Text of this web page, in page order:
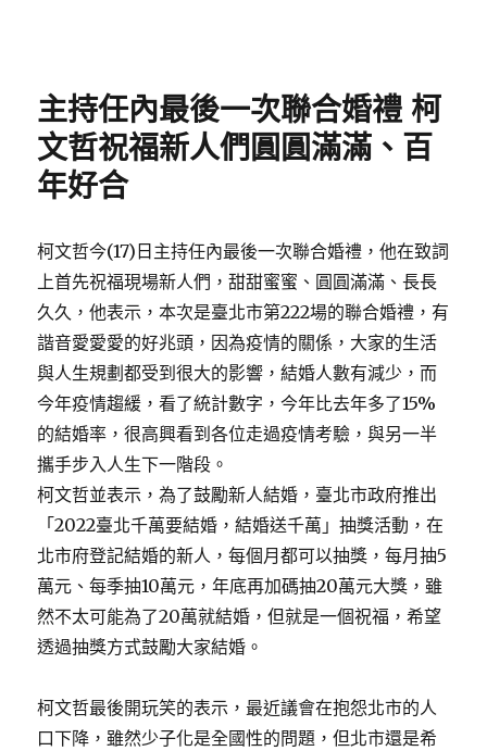
主持任內最後一次聯合婚禮 柯
文哲祝福新人們圓圓滿滿、百
年好合
柯文哲今(17)日主持任內最後一次聯合婚禮，他在致詞
上首先祝福現場新人們，甜甜蜜蜜、圓圓滿滿、長長
久久，他表示，本次是臺北市第222場的聯合婚禮，有
諧音愛愛愛的好兆頭，因為疫情的關係，大家的生活
與人生規劃都受到很大的影響，結婚人數有減少，而
今年疫情趨緩，看了統計數字，今年比去年多了15%
的結婚率，很高興看到各位走過疫情考驗，與另一半
攜手步入人生下一階段。
柯文哲並表示，為了鼓勵新人結婚，臺北市政府推出
「2022臺北千萬要結婚，結婚送千萬」抽獎活動，在
北市府登記結婚的新人，每個月都可以抽獎，每月抽5
萬元、每季抽10萬元，年底再加碼抽20萬元大獎，雖
然不太可能為了20萬就結婚，但就是一個祝福，希望
透過抽獎方式鼓勵大家結婚。
柯文哲最後開玩笑的表示，最近議會在抱怨北市的人
口下降，雖然少子化是全國性的問題，但北市還是希